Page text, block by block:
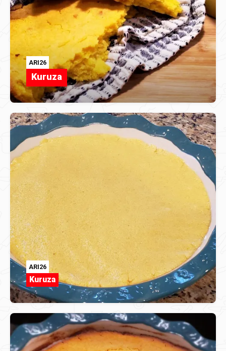
ARI26
Kuruza
ARI26
Kuruza